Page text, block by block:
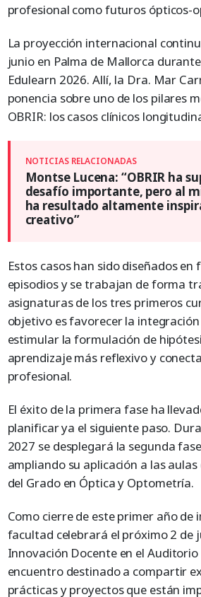
profesional como futuros ópticos-
La proyección internacional
junio en Palma de Mallorca
Edulearn 2026. Allí, la Dra. Mar
ponencia sobre uno de los pilares
OBRIR: los casos clínicos
Montse Lucena: “OBRIR ha
desafío importante, pero al
ha resultado altamente
creativo”
Estos casos han sido diseñados
episodios y se trabajan de forma
asignaturas de los tres primeros
objetivo es favorecer la
estimular la formulación de
aprendizaje más reflexivo y
profesional.
El éxito de la primera fase ha
planificar ya el siguiente paso.
2027 se desplegará la segunda
ampliando su aplicación a las
del Grado en Óptica y Optometría.
Como cierre de este primer año de
facultad celebrará el próximo 2 de
Innovación Docente en el Auditorio
encuentro destinado a compartir
prácticas y proyectos que están